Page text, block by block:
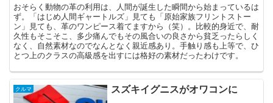
おそらく動物の革の利用は、人間が誕生した瞬間から始まっているは
ず。「はじめ人間ギャートルズ」見ても「原始家族フリントストー
ン」見ても、革のワンピース着てますから（笑）。比較的身近で、耐
久性もそこそこ、多少痛んでもその風合いの良さから貧乏ったらしく
なく、自然素材なのでなんとなく親近感あり。手触り感も上等で、ひ
とつ上のクラスの高級感を出すには格好の素材だったわけです。
クルマ スズキイグニスがオワコンに